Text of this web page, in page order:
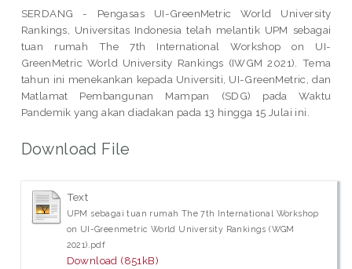
SERDANG - Pengasas UI-GreenMetric World University
Rankings, Universitas Indonesia telah melantik UPM sebagai
tuan rumah The 7th International Workshop on UI-
GreenMetric World University Rankings (IWGM 2021). Tema
tahun ini menekankan kepada Universiti, UI-GreenMetric, dan
Matlamat Pembangunan Mampan (SDG) pada Waktu
Pandemik yang akan diadakan pada 13 hingga 15 Julai ini.
Download File
Text
UPM sebagai tuan rumah The 7th International Workshop
on UI-Greenmetric World University Rankings (WGM
2021).pdf
Download (851kB)